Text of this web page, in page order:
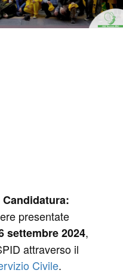
presentate
settembre 2024,
attraverso il
Civile.